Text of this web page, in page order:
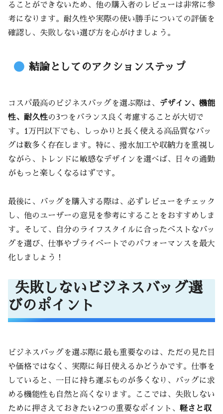
ることができないため、他の購入者のレビューは非常に参
考になります。耐久性や実際の使い勝手についての評価を
確認し、失敗しない選び方を心がけましょう。
結論としてのアクションステップ
コスパ最高のビジネスバッグを選ぶ際は、
デザイン、機能
性、耐久性の3つをバランス良く考慮することが大切で
す。1万円以下でも、しっかりと長く使える高品質なバッ
グは数多く存在します。特に、撥水加工や収納力を重視し
ながら、トレンドに敏感なデザインを選べば、日々の通勤
がもっと楽しくなるはずです。
最後に、バッグを購入する際は、必ずレビューをチェック
し、他のユーザーの意見を参考にすることをおすすめしま
す。そして、自分のライフスタイルに合ったベストなバッ
グを選び、仕事やプライベートでのパフォーマンスを最大
化しましょう！
失敗しないビジネスバッグ選
びのポイント
ビジネスバッグを選ぶ際に最も重要なのは、ただの見た目
や価格ではなく、実際に毎日使えるかどうかです。仕事を
していると、一日に持ち運ぶものが多くなり、バッグに求
める機能性も自然と高くなります。ここでは、失敗しない
ために押さえておきたい2つの重要なポイント、 軽さと収